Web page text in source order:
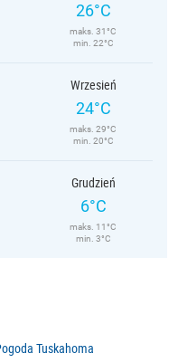
26°C
maks. 31°C
min. 22°C
Wrzesień
24°C
maks. 29°C
min. 20°C
Grudzień
6°C
maks. 11°C
min. 3°C
Tuskahoma